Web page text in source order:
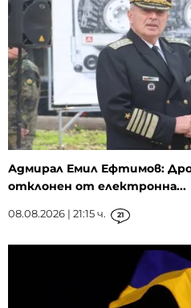
Адмирал Емил Ефтимов:
отклонен от електронна...
08.08.2026 | 21:15 ч. 21